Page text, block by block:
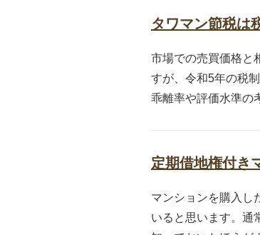
タワマン節税は
市場での売買価格と
すが、令和5年の税
乖離率や評価水準の
定期借地権付き
マンションを購入し
いると思います。通